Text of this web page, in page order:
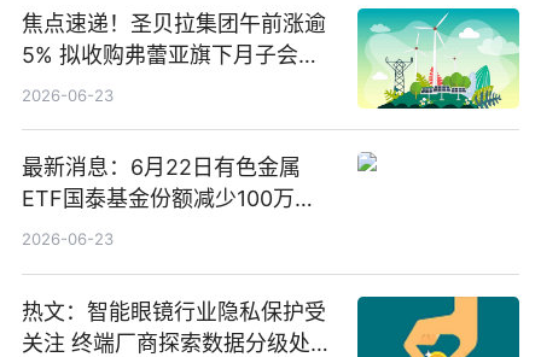
焦点速递！圣贝拉集团午前涨逾
5% 拟收购弗蕾亚旗下月子会所
业务少数股权
2026-06-23
最新消息：6月22日有色金属
ETF国泰基金份额减少100万
份，重仓股紫金矿业、洛阳钼
2026-06-23
热文：智能眼镜行业隐私保护受
关注 终端厂商探索数据分级处理